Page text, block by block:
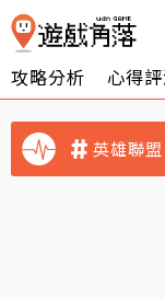
攻略分析 心得
英雄聯盟